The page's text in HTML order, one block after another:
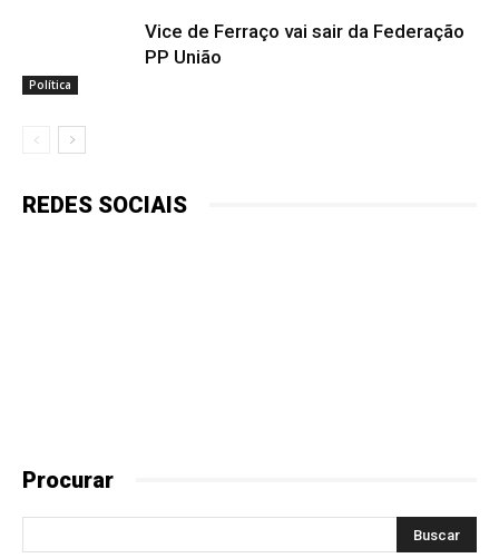
Política
Vice de Ferraço vai sair da Federação
PP União
REDES SOCIAIS
Procurar